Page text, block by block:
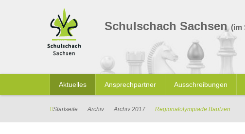
Schulschach Sachsen(im
Aktuelles Ansprechpartner Ausschreibungen
Startseite Archiv Archiv 2017 Regionalolympiade Bautzen